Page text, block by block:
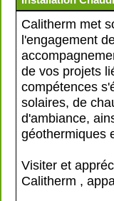
Calitherm met
l'engagement
de vos projets
compétences
solaires, de
d'ambiance,
géothermiques
Visiter et
Calitherm ,